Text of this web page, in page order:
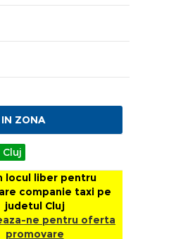
ZONA
Cluj
locul liber pentru
companie taxi pe
judetul Cluj
ne pentru oferta
promovare